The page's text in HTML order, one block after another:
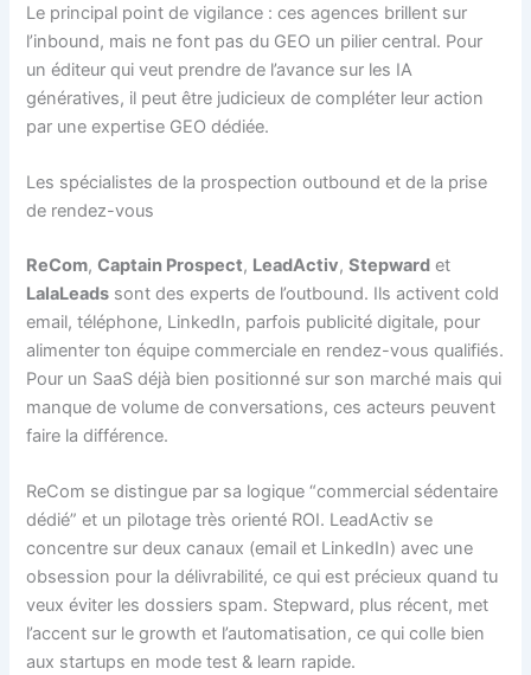
Le principal point de vigilance : ces agences brillent sur
l’inbound, mais ne font pas du GEO un pilier central. Pour
un éditeur qui veut prendre de l’avance sur les IA
génératives, il peut être judicieux de compléter leur action
par une expertise GEO dédiée.
Les spécialistes de la prospection outbound et de la prise
de rendez-vous
ReCom,Captain Prospect, LeadActiv,Stepward et
LalaLeads sont des experts de l’outbound. Ils activent cold
email, téléphone, LinkedIn, parfois publicité digitale, pour
alimenter ton équipe commerciale en rendez-vous qualifiés.
Pour un SaaS déjà bien positionné sur son marché mais qui
manque de volume de conversations, ces acteurs peuvent
faire la différence.
ReCom se distingue par sa logique “commercial sédentaire
dédié” et un pilotage très orienté ROI. LeadActiv se
concentre sur deux canaux (email et LinkedIn) avec une
obsession pour la délivrabilité, ce qui est précieux quand tu
veux éviter les dossiers spam. Stepward, plus récent, met
l’accent sur le growth et l’automatisation, ce qui colle bien
aux startups en mode test & learn rapide.